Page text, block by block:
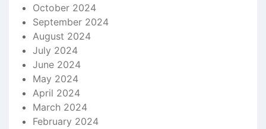
October 2024
September 2024
August 2024
July 2024
June 2024
May 2024
April 2024
March 2024
February 2024